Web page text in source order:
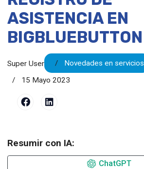
ASISTENCIA EN
BIGBLUEBUTTON
Super User
Novedades en servicios
15 Mayo 2023
Resumir con IA:
ChatGPT